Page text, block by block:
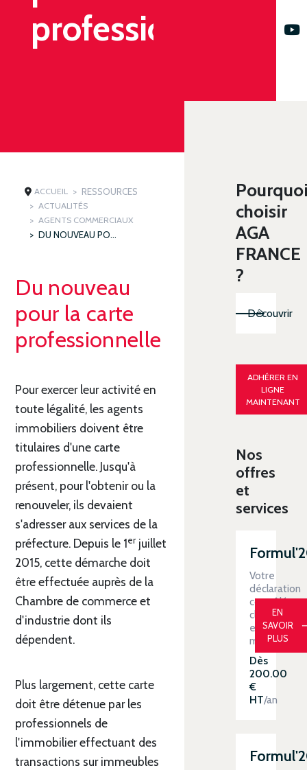
professionnelle
ACCUEIL RESSOURCES
ACTUALITÉS
AGENTS COMMERCIAUX
DU NOUVEAU POUR LA CARTE PROFESSIONNELLE
Du nouveau
pour la carte
professionnelle
Pour exercer leur activité en
toute légalité, les agents
immobiliers doivent être
titulaires d'une carte
professionnelle. Jusqu'à
présent, pour l'obtenir ou la
renouveler, ils devaient
s'adresser aux services de la
préfecture. Depuis le 1er juillet
2015, cette démarche doit
être effectuée auprès de la
Chambre de commerce et
d'industrie dont ils
dépendent.
Plus largement, cette carte
doit être détenue par les
professionnels de
l'immobilier effectuant des
transactions sur immeubles
choisir
AGA
FRANCE
?
Découvrir
ADHÉRER EN
LIGNE
MAINTENANT
Nos
offres
et
services
Votre
déclaration
contrôlée
clé
en
main
Dès
200.00
€
HT/an
EN
SAVOIR
PLUS